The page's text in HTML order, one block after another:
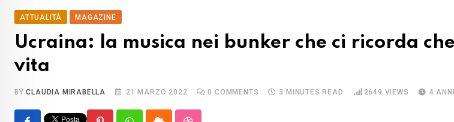
ATTUALITÀ MAGAZINE
Ucraina: la musica nei bunker che ci ricorda che
vita
BYCLAUDIA MIRABELLA 21 MARZO 2022 0 COMMENTS 3 MINUTES READ 2649 VIEWS 4